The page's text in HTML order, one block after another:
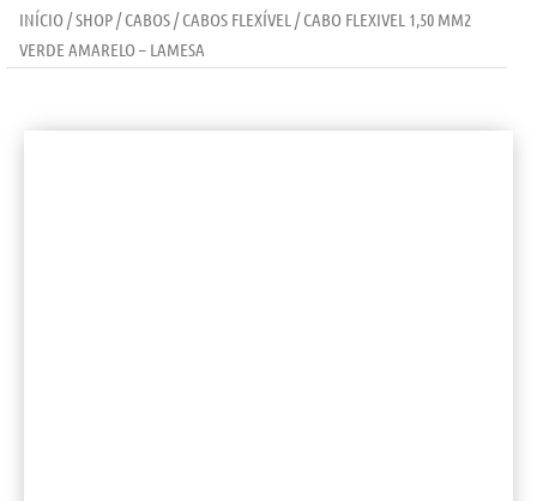
INÍCIO/SHOP/CABOS/CABOS FLEXÍVEL / CABO FLEXIVEL 1,50 MM2
VERDE AMARELO – LAMESA